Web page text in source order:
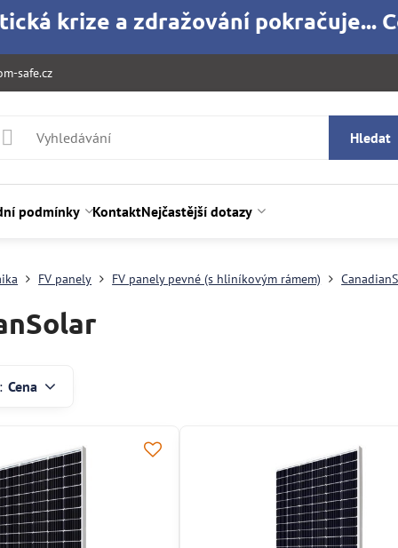
krize a zdražování pokračuje...
safe.cz
Hledat
podmínky KontaktNejčastější dotazy
FV panely FV panely pevné (s hliníkovým rámem)
Cena